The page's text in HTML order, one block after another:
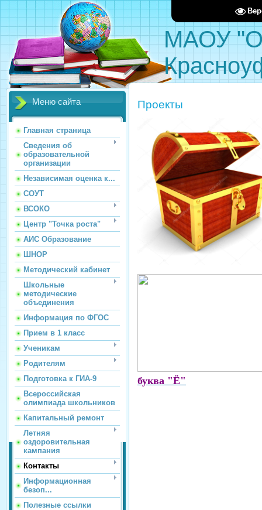
МАОУ
Меню сайта
Главная страница
Сведения об
образовательной
организации
Независимая оценка к...
СОУТ
ВСОКО
Центр "Точка роста"
АИС Образование
ШНОР
Методический кабинет
Школьные
методические
объединения
Информация по ФГОС
Прием в 1 класс
Ученикам
Родителям
Подготовка к ГИА-9
Всероссийская
олимпиада школьников
Капитальный ремонт
Летняя
оздоровительная
кампания
Контакты
Информационная
безоп...
Полезные ссылки
Проекты
буква "Ё"